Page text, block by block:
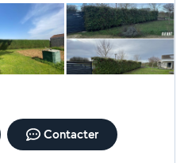
Contacter